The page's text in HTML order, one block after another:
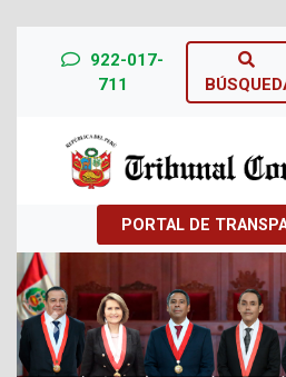
922-017-
711
PORTAL DE
Previous